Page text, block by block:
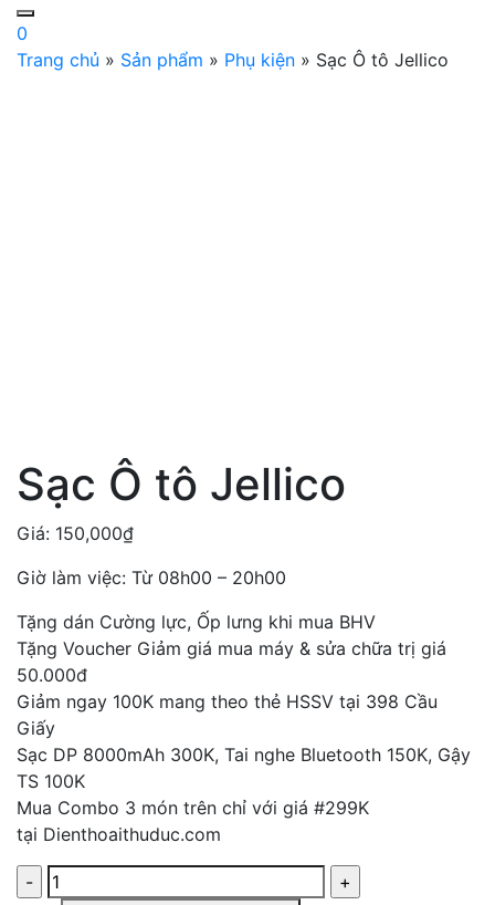
0
Trang chủ » Sản phẩm » Phụ kiện » Sạc Ô tô Jellico
Sạc Ô tô Jellico
Giá: 150,000₫
Giờ làm việc: Từ 08h00 – 20h00
Tặng dán Cường lực, Ốp lưng khi mua BHV
Tặng Voucher Giảm giá mua máy & sửa chữa trị giá
50.000đ
Giảm ngay 100K mang theo thẻ HSSV tại 398 Cầu
Giấy
Sạc DP 8000mAh 300K, Tai nghe Bluetooth 150K, Gậy
TS 100K
Mua Combo 3 món trên chỉ với giá #299K
tại Dienthoaithuduc.com